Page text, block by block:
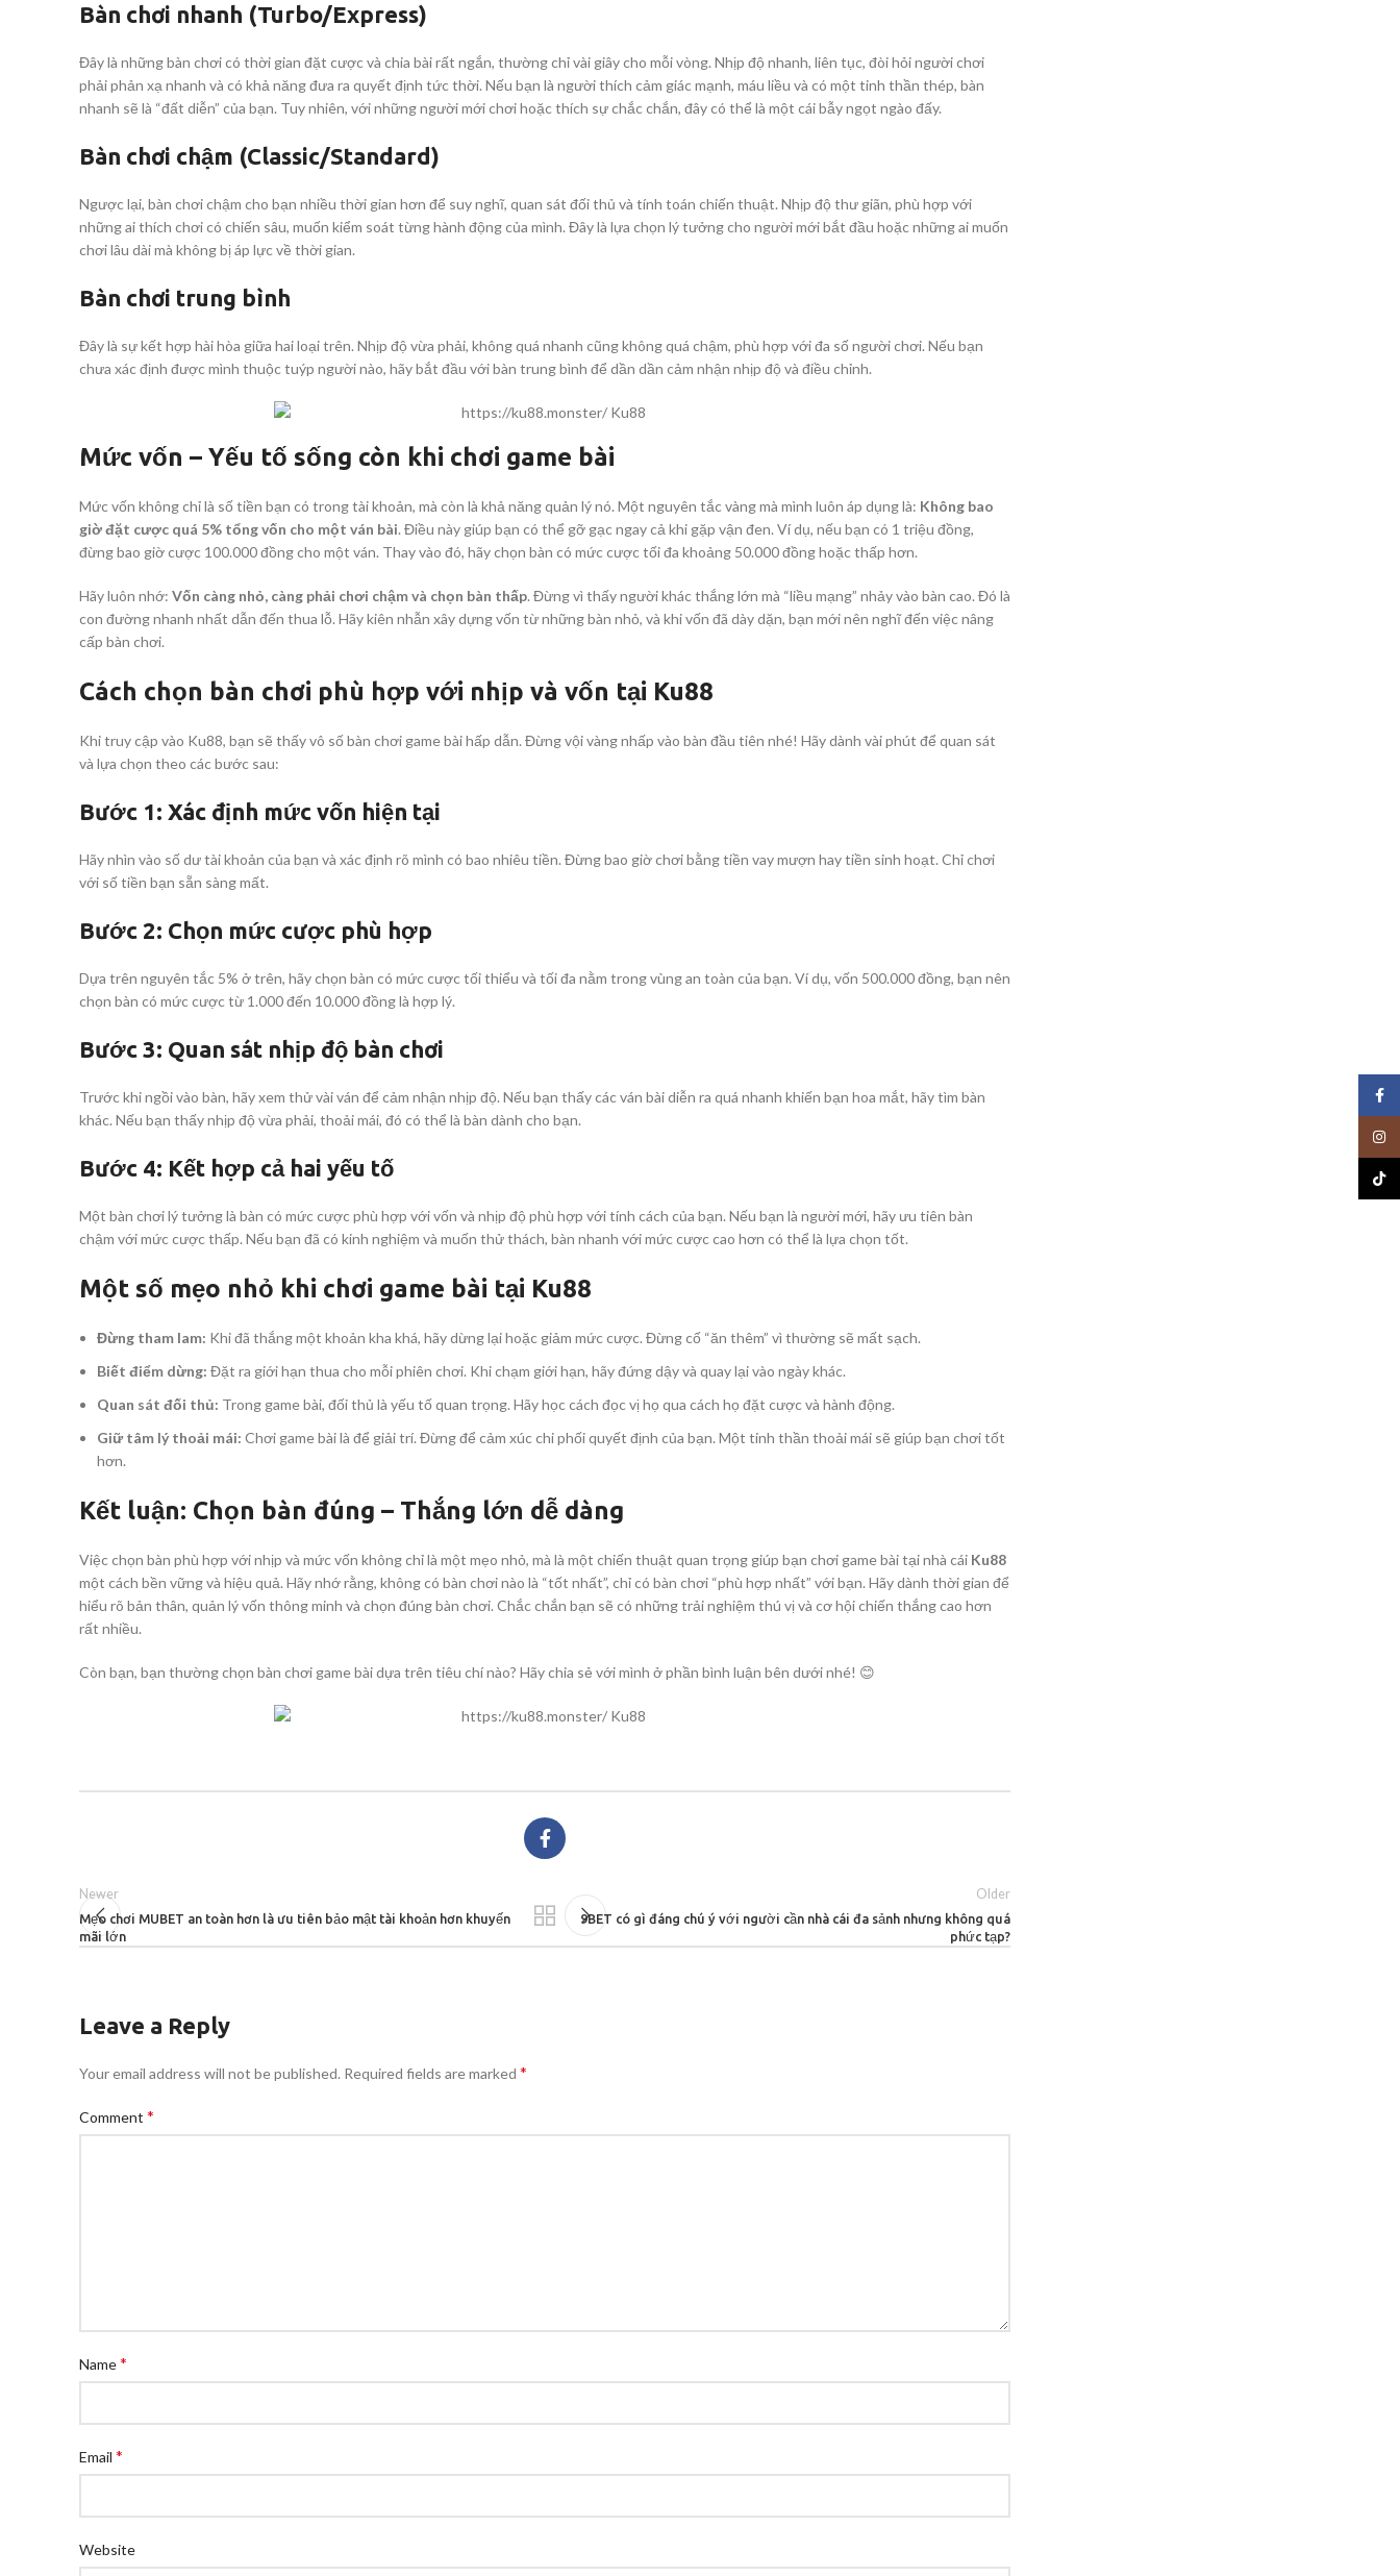
Bàn chơi nhanh (Turbo/Express)
Đây là những bàn chơi có thời gian đặt cược và chia bài rất ngắn, thường chỉ vài giây cho mỗi vòng. Nhịp độ nhanh, liên tục, đòi hỏi người chơi
phải phản xạ nhanh và có khả năng đưa ra quyết định tức thời. Nếu bạn là người thích cảm giác mạnh, máu liều và có một tinh thần thép, bàn
nhanh sẽ là “đất diễn” của bạn. Tuy nhiên, với những người mới chơi hoặc thích sự chắc chắn, đây có thể là một cái bẫy ngọt ngào đấy.
Bàn chơi chậm (Classic/Standard)
Ngược lại, bàn chơi chậm cho bạn nhiều thời gian hơn để suy nghĩ, quan sát đối thủ và tính toán chiến thuật. Nhịp độ thư giãn, phù hợp với
những ai thích chơi có chiến sâu, muốn kiểm soát từng hành động của mình. Đây là lựa chọn lý tưởng cho người mới bắt đầu hoặc những ai muốn
chơi lâu dài mà không bị áp lực về thời gian.
Bàn chơi trung bình
Đây là sự kết hợp hài hòa giữa hai loại trên. Nhịp độ vừa phải, không quá nhanh cũng không quá chậm, phù hợp với đa số người chơi. Nếu bạn
chưa xác định được mình thuộc tuýp người nào, hãy bắt đầu với bàn trung bình để dần dần cảm nhận nhịp độ và điều chỉnh.
Mức vốn – Yếu tố sống còn khi chơi game bài
Mức vốn không chỉ là số tiền bạn có trong tài khoản, mà còn là khả năng quản lý nó. Một nguyên tắc vàng mà mình luôn áp dụng là: Không bao
giờ đặt cược quá 5% tổng vốn cho một ván bài. Điều này giúp bạn có thể gỡ gạc ngay cả khi gặp vận đen. Ví dụ, nếu bạn có 1 triệu đồng,
đừng bao giờ cược 100.000 đồng cho một ván. Thay vào đó, hãy chọn bàn có mức cược tối đa khoảng 50.000 đồng hoặc thấp hơn.
Hãy luôn nhớ: Vốn càng nhỏ, càng phải chơi chậm và chọn bàn thấp. Đừng vì thấy người khác thắng lớn mà “liều mạng” nhảy vào bàn cao. Đó là
con đường nhanh nhất dẫn đến thua lỗ. Hãy kiên nhẫn xây dựng vốn từ những bàn nhỏ, và khi vốn đã dày dặn, bạn mới nên nghĩ đến việc nâng
cấp bàn chơi.
Cách chọn bàn chơi phù hợp với nhịp và vốn tại Ku88
Khi truy cập vào Ku88, bạn sẽ thấy vô số bàn chơi game bài hấp dẫn. Đừng vội vàng nhấp vào bàn đầu tiên nhé! Hãy dành vài phút để quan sát
và lựa chọn theo các bước sau:
Bước 1: Xác định mức vốn hiện tại
Hãy nhìn vào số dư tài khoản của bạn và xác định rõ mình có bao nhiêu tiền. Đừng bao giờ chơi bằng tiền vay mượn hay tiền sinh hoạt. Chỉ chơi
với số tiền bạn sẵn sàng mất.
Bước 2: Chọn mức cược phù hợp
Dựa trên nguyên tắc 5% ở trên, hãy chọn bàn có mức cược tối thiểu và tối đa nằm trong vùng an toàn của bạn. Ví dụ, vốn 500.000 đồng, bạn nên
chọn bàn có mức cược từ 1.000 đến 10.000 đồng là hợp lý.
Bước 3: Quan sát nhịp độ bàn chơi
Trước khi ngồi vào bàn, hãy xem thử vài ván để cảm nhận nhịp độ. Nếu bạn thấy các ván bài diễn ra quá nhanh khiến bạn hoa mắt, hãy tìm bàn
khác. Nếu bạn thấy nhịp độ vừa phải, thoải mái, đó có thể là bàn dành cho bạn.
Bước 4: Kết hợp cả hai yếu tố
Một bàn chơi lý tưởng là bàn có mức cược phù hợp với vốn và nhịp độ phù hợp với tính cách của bạn. Nếu bạn là người mới, hãy ưu tiên bàn
chậm với mức cược thấp. Nếu bạn đã có kinh nghiệm và muốn thử thách, bàn nhanh với mức cược cao hơn có thể là lựa chọn tốt.
Một số mẹo nhỏ khi chơi game bài tại Ku88
Đừng tham lam: Khi đã thắng một khoản kha khá, hãy dừng lại hoặc giảm mức cược. Đừng cố “ăn thêm” vì thường sẽ mất sạch.
Biết điểm dừng: Đặt ra giới hạn thua cho mỗi phiên chơi. Khi chạm giới hạn, hãy đứng dậy và quay lại vào ngày khác.
Quan sát đối thủ: Trong game bài, đối thủ là yếu tố quan trọng. Hãy học cách đọc vị họ qua cách họ đặt cược và hành động.
Giữ tâm lý thoải mái: Chơi game bài là để giải trí. Đừng để cảm xúc chi phối quyết định của bạn. Một tinh thần thoải mái sẽ giúp bạn chơi tốt
hơn.
Kết luận: Chọn bàn đúng – Thắng lớn dễ dàng
Việc chọn bàn phù hợp với nhịp và mức vốn không chỉ là một mẹo nhỏ, mà là một chiến thuật quan trọng giúp bạn chơi game bài tại nhà cái Ku88
một cách bền vững và hiệu quả. Hãy nhớ rằng, không có bàn chơi nào là “tốt nhất”, chỉ có bàn chơi “phù hợp nhất” với bạn. Hãy dành thời gian để
hiểu rõ bản thân, quản lý vốn thông minh và chọn đúng bàn chơi. Chắc chắn bạn sẽ có những trải nghiệm thú vị và cơ hội chiến thắng cao hơn
rất nhiều.
Còn bạn, bạn thường chọn bàn chơi game bài dựa trên tiêu chí nào? Hãy chia sẻ với mình ở phần bình luận bên dưới nhé! 😊
Newer
Mẹo chơi MUBET an toàn hơn là ưu tiên bảo mật tài khoản hơn khuyến
mãi lớn
Older
9BET có gì đáng chú ý với người cần nhà cái đa sảnh nhưng không quá
phức tạp?
Leave a Reply
Your email address will not be published. Required fields are marked *
Comment *
Name*
Email *
Website